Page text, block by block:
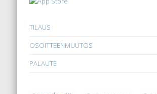
TILAUS
OSOITTEENMUUTOS
PALAUTE